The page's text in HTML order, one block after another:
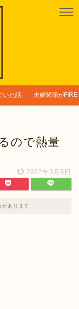
いた話 夫婦関係が
ので熱量
2022年3月6日
があります